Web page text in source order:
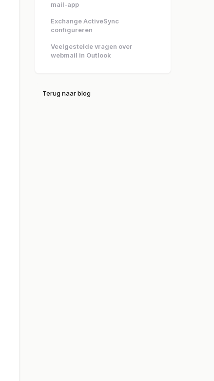
mail-app
Exchange ActiveSync
configureren
Veelgestelde vragen over
webmail in Outlook
Terug naar blog